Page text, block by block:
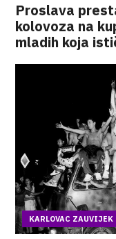
Proslava
kolovoza na
mladih koja
KARLOVAC